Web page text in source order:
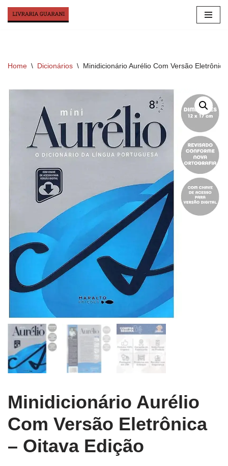
Home \ Dicionários \ Minidicionário Aurélio Com Versão
Minidicionário Aurélio
Com Versão Eletrônica
– Oitava Edição